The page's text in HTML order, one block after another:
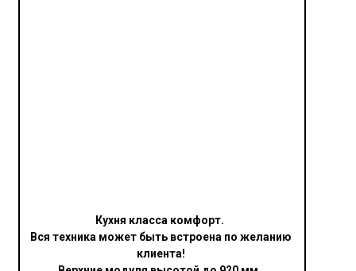
Кухня класса комфорт.
Вся техника может быть встроена по желанию
клиента!